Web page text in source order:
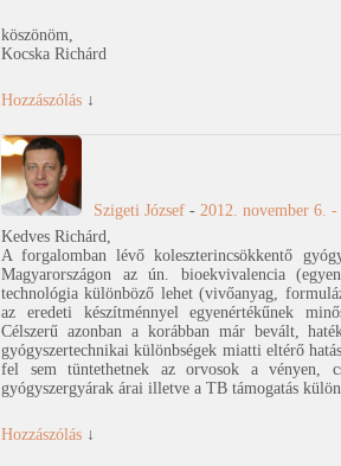
köszönöm,
Kocska Richárd
Hozzászólás ↓
Szigeti József - 2012. november 6.
Kedves Richárd,
A forgalomban lévő koleszterincsökkentő
Magyarországon az ún. bioekvivalencia
technológia különböző lehet (vivőanyag,
az eredeti készítménnyel egyenértékűnek
Célszerű azonban a korábban már bevált,
gyógyszertechnikai különbségek miatti eltérő
fel sem tüntethetnek az orvosok a vényen,
gyógyszergyárak árai illetve a TB támogatás
Hozzászólás ↓